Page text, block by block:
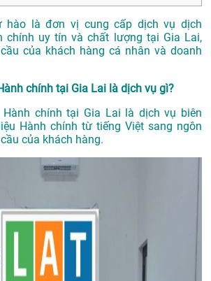
hào là đơn vị cung cấp dịch vụ dịch
chính uy tín và chất lượng tại Gia Lai,
của khách hàng cá nhân và doanh
chính tại Gia Lai là dịch vụ gì?
chính tại Gia Lai là dịch vụ biên
Hành chính từ tiếng Việt sang ngôn
của khách hàng.